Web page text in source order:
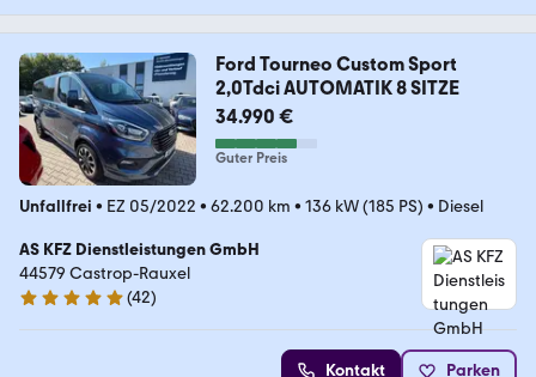
Ford Tourneo Custom Sport
2,0Tdci AUTOMATIK 8 SITZE
34.990 €
Guter Preis
Unfallfrei • EZ 05/2022 • 62.200 km • 136 kW (185 PS) • Diesel
AS KFZ Dienstleistungen GmbH
44579 Castrop-Rauxel
5 Sterne
(42)
Kontakt Parken